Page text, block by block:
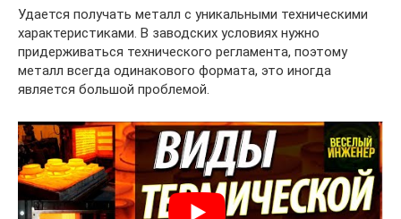
Удается получать металл с уникальными техническими
характеристиками. В заводских условиях нужно
придерживаться технического регламента, поэтому
металл всегда одинакового формата, это иногда
является большой проблемой.